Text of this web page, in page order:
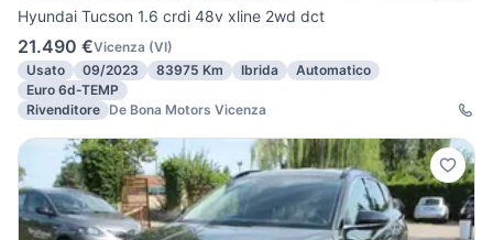
Hyundai Tucson 1.6 crdi 48v xline 2wd dct
21.490 €Vicenza (VI)
Usato
09/2023 83975 Km Ibrida
Automatico
Euro 6d-TEMP
Rivenditore De Bona Motors Vicenza